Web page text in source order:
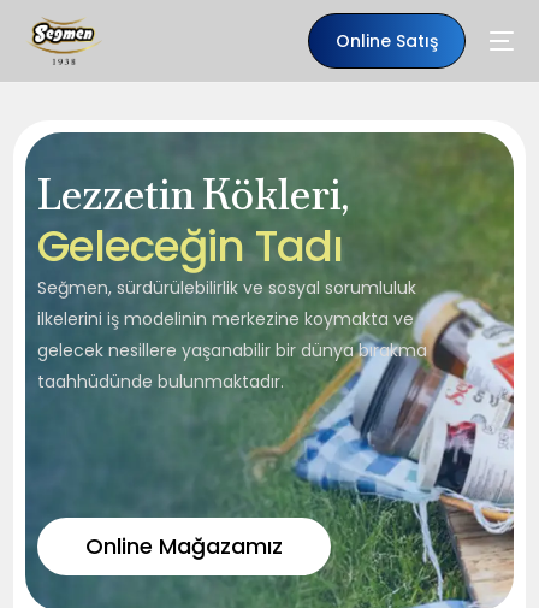
Online Satış
Lezzetin Kökleri,
GeleceğinTadı
Seğmen, sürdürülebilirlik ve sosyal sorumluluk
ilkelerini iş modelinin merkezine koymakta ve
gelecek nesillere yaşanabilir bir dünya bırakma
taahhüdünde bulunmaktadır.
Online Mağazamız